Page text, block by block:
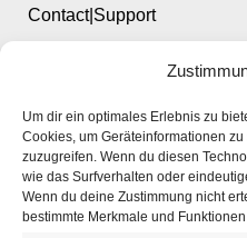
Um dir ein optimales Erlebnis zu
Cookies, um Geräteinformationen
zuzugreifen. Wenn du diesen
wie das Surfverhalten oder
Wenn du deine Zustimmung nicht
bestimmte Merkmale und
Contact|Support
Ettlinger Straße 59, 76137
+49 721 668004230